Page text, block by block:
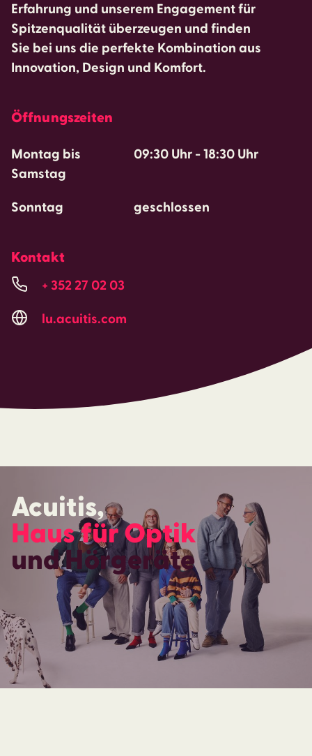
Erfahrung und unserem Engagement für
Spitzenqualität überzeugen und finden
Sie bei uns die perfekte Kombination aus
Innovation, Design und Komfort.
Öffnungszeiten
Montag bis
Samstag
09:30 Uhr -18:30 Uhr
Sonntag geschlossen
Kontakt
+ 352 27 02 03
lu.acuitis.com
Acuitis,
Haus für Optik
und Hörgeräte